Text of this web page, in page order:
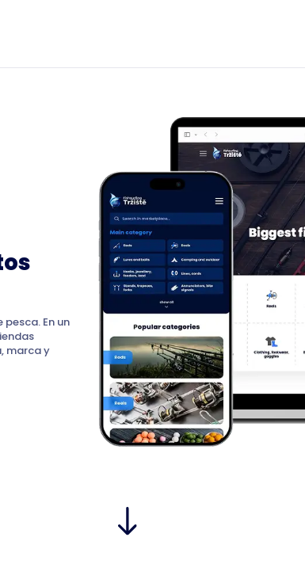
Inicio
Blog
Acerca
En un
marca y